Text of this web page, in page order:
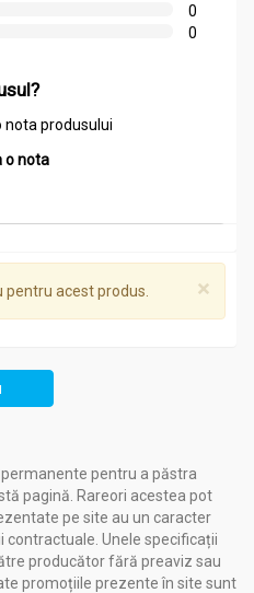
0
0
nota produsului
o nota
×
pentru acest produs.
pentru a păstra
pagină. Rareori acestea pot
pe site au un caracter
Unele specificații
producător fără preaviz sau
promoțiile prezente în site sunt